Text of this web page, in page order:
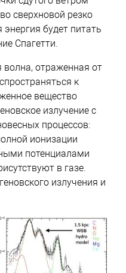
сверхновой резко
будет питать
Спагетти.
отраженная от
к
вещество
излучение с
процессов:
ионизации
потенциалами
в газе.
излучения и